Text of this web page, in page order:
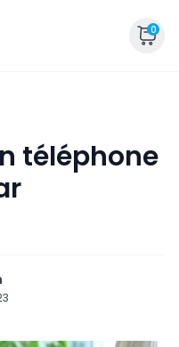
0
téléphone